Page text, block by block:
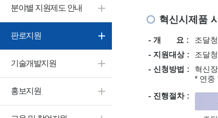
분야별 지원제도 안내
판로지원
기술개발지원
홍보지원
혁신시제품
개 요
조달
지원대상
조달
신청방법
혁신
* 연중
진행절차